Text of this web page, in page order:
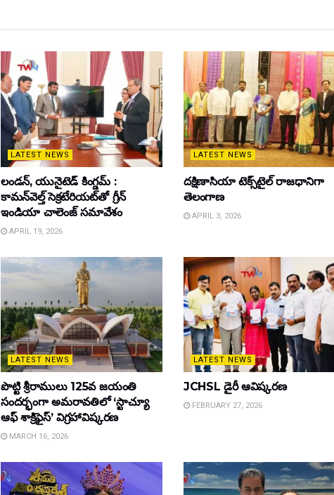
LATEST NEWS
లండన్, యునైటెడ్ కింగ్డమ్ :
కామన్‌వెల్త్ సెక్రటేరియట్‌తో గ్రీన్
ఇండియా చాలెంజ్ సమావేశం
APRIL 19, 2026
LATEST NEWS
దక్షిణాసియా టెక్స్‌టైల్ రాజధానిగా
తెలంగాణ
APRIL 3, 2026
LATEST NEWS
పొట్టి శ్రీరాములు 125వ జయంతి
సందర్భంగా అమరావతిలో ‘స్టాచ్యూ
ఆఫ్ శాక్రిఫైస్’ విగ్రహావిష్కరణ
MARCH 16, 2026
LATEST NEWS
JCHSL డైరీ ఆవిష్కరణ
FEBRUARY 27, 2026